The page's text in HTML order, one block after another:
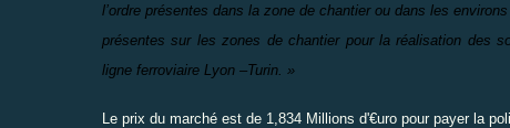
l’ordre présentes dans la zone de chantier ou dans les environs
présentes sur les zones de chantier pour la réalisation des
ligne ferroviaire Lyon –Turin. »
Le prix du marché est de 1,834 Millions d'€uro pour payer la